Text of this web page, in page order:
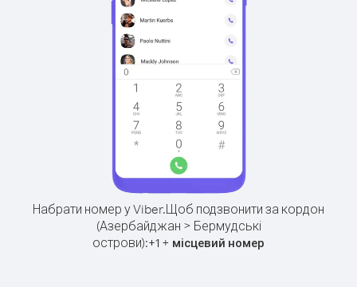
Набрати номер у Viber.Щоб подзвонити за кордон
(Азербайджан > Бермудські
острови):+1 + місцевий номер